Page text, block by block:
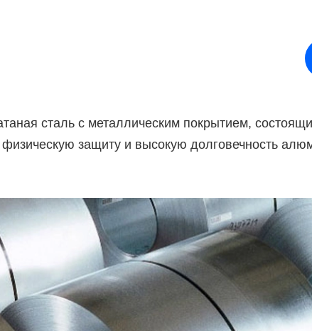
сталь с металлическим покрытием,
защиту и высокую долговечность